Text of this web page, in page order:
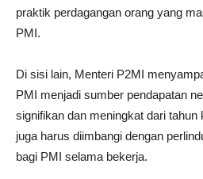
praktik perdagangan orang yang
PMI.
Di sisi lain, Menteri P2MI
PMI menjadi sumber pendapatan
signifikan dan meningkat dari tahun
juga harus diimbangi dengan
bagi PMI selama bekerja.